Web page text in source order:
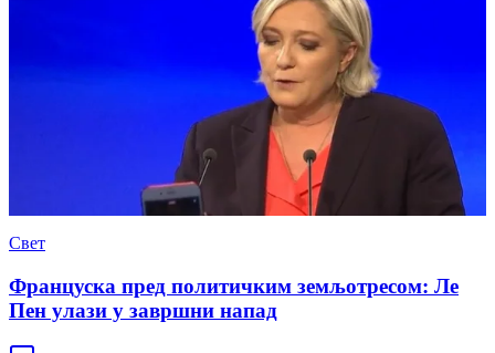
Свет
Француска пред политичким земљотресом: Ле
Пен улази у завршни напад